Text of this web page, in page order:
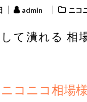
admin ニコ
て潰れる 相
コニコ相場